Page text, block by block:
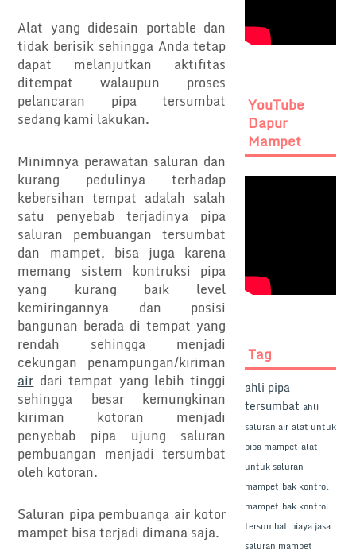
Alat yang didesain portable dan
tidak berisik sehingga Anda tetap
dapat melanjutkan aktifitas
ditempat walaupun proses
pelancaran pipa tersumbat
sedang kami lakukan.
Minimnya perawatan saluran dan
kurang pedulinya terhadap
kebersihan tempat adalah salah
satu penyebab terjadinya pipa
saluran pembuangan tersumbat
dan mampet, bisa juga karena
memang sistem kontruksi pipa
yang kurang baik level
kemiringannya dan posisi
bangunan berada di tempat yang
rendah sehingga menjadi
cekungan penampungan/kiriman
air dari tempat yang lebih tinggi
sehingga besar kemungkinan
kiriman kotoran menjadi
penyebab pipa ujung saluran
pembuangan menjadi tersumbat
oleh kotoran.
Saluran pipa pembuanga air kotor
mampet bisa terjadi dimana saja.
YouTube
Dapur
Mampet
Tag
ahli pipa
tersumbat ahli
saluran air alat untuk
pipa mampet alat
untuk saluran
mampet bak kontrol
mampet bak kontrol
tersumbat biaya jasa
saluran mampet